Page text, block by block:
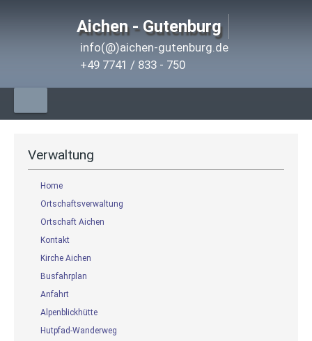
Aichen - Gutenburg
info(@)aichen-gutenburg.de
+49 7741 / 833 - 750
Verwaltung
Home
Ortschaftsverwaltung
Ortschaft Aichen
Kontakt
Kirche Aichen
Busfahrplan
Anfahrt
Alpenblickhütte
Hutpfad-Wanderweg